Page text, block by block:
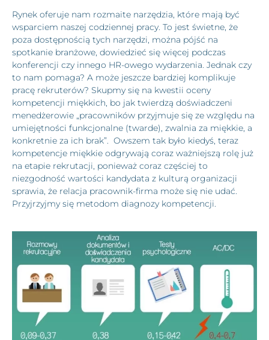
Rynek oferuje nam rozmaite narzędzia, które mają być
wsparciem naszej codziennej pracy. To jest świetne, że
poza dostępnością tych narzędzi, można pójść na
spotkanie branżowe, dowiedzieć się więcej podczas
konferencji czy innego HR-owego wydarzenia. Jednak czy
to nam pomaga? A może jeszcze bardziej komplikuje
pracę rekruterów? Skupmy się na kwestii oceny
kompetencji miękkich, bo jak twierdzą doświadczeni
menedżerowie „pracowników przyjmuje się ze względu na
umiejętności funkcjonalne (twarde), zwalnia za miękkie, a
konkretnie za ich brak”. Owszem tak było kiedyś, teraz
kompetencje miękkie odgrywają coraz ważniejszą rolę już
na etapie rekrutacji, ponieważ coraz częściej to
niezgodność wartości kandydata z kulturą organizacji
sprawia, że relacja pracownik-firma może się nie udać.
Przyjrzyjmy się metodom diagnozy kompetencji.